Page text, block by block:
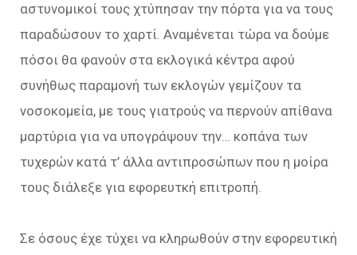
αστυνομικοί τους χτύπησαν την πόρτα για να τους
παραδώσουν το χαρτί. Αναμένεται τώρα να δούμε
πόσοι θα φανούν στα εκλογικά κέντρα αφού
συνήθως παραμονή των εκλογών γεμίζουν τα
νοσοκομεία, με τους γιατρούς να περνούν απίθανα
μαρτύρια για να υπογράψουν την… κοπάνα των
τυχερών κατά τ’ άλλα αντιπροσώπων που η μοίρα
τους διάλεξε για εφορευτκή επιτροπή.
Σε όσους έχε τύχει να κληρωθούν στην εφορευτική